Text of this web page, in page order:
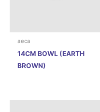
aeca
14CM BOWL (EARTH
BROWN)